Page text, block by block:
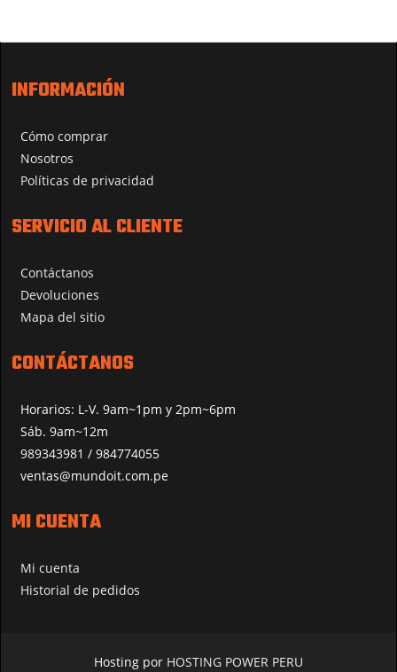
INFORMACIÓN
Cómo comprar
Nosotros
Políticas de privacidad
SERVICIO AL CLIENTE
Contáctanos
Devoluciones
Mapa del sitio
CONTÁCTANOS
Horarios: L-V. 9am~1pm y 2pm~6pm
Sáb. 9am~12m
989343981 / 984774055
ventas@mundoit.com.pe
MI CUENTA
Mi cuenta
Historial de pedidos
Hosting por HOSTING POWER PERU